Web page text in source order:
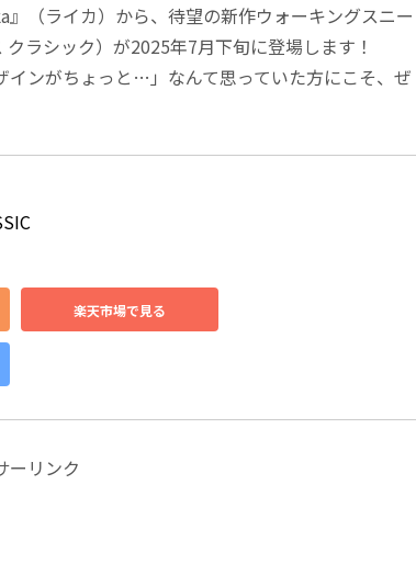
（ライカ）から、待望の新作ウォーキングスニー
クラシック）が2025年7月下旬に登場します！
インがちょっと…」なんて思っていた方にこそ、ぜ
楽天市場で見る
ーリンク